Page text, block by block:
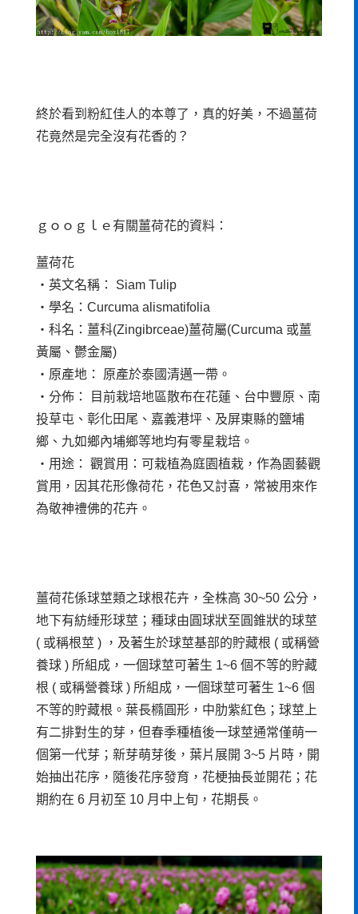
終於看到粉紅佳人的本尊了，真的好美，不過薑荷
花竟然是完全沒有花香的？
ｇｏｏｇｌｅ有關薑荷花的資料：
薑荷花
‧英文名稱： Siam Tulip
‧學名：Curcuma alismatifolia
‧科名：薑科(Zingibrceae)薑荷屬(Curcuma 或薑
黃屬、鬱金屬)
‧原產地： 原產於泰國清邁一帶。
‧分佈： 目前栽培地區散布在花蓮、台中豐原、南
投草屯、彰化田尾、嘉義港坪、及屏東縣的鹽埔
鄉、九如鄉內埔鄉等地均有零星栽培。
‧用途： 觀賞用：可栽植為庭園植栽，作為園藝觀
賞用，因其花形像荷花，花色又討喜，常被用來作
為敬神禮佛的花卉。
薑荷花係球莖類之球根花卉，全株高 30~50 公分，
地下有紡綞形球莖；種球由圓球狀至圓錐狀的球莖
( 或稱根莖 ) ，及著生於球莖基部的貯藏根 ( 或稱營
養球 ) 所組成，一個球莖可著生 1~6 個不等的貯藏
根 ( 或稱營養球 ) 所組成，一個球莖可著生 1~6 個
不等的貯藏根。葉長橢圓形，中肋紫紅色；球莖上
有二排對生的芽，但春季種植後一球莖通常僅萌一
個第一代芽；新芽萌芽後，葉片展開 3~5 片時，開
始抽出花序，隨後花序發育，花梗抽長並開花；花
期約在 6 月初至 10 月中上旬，花期長。